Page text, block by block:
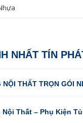
NHẤT TÍN
NỘI THẤT TRỌN GÓI
Thất – Phụ Kiện